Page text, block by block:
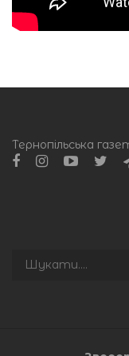
Тернопільська
Пошук